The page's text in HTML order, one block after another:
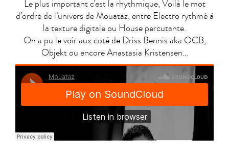
Le plus important c’est la rhythmique, Voilà le mot
d’ordre de l’univers de Mouataz, entre Electro rythmé à
la texture digitale ou House percutante.
On a pu le voir aux coté de Driss Bennis aka OCB,
Objekt ou encore Anastasia Kristensen…